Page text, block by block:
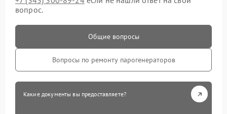
вопрос.
Общие вопросы
Вопросы по ремонту парогенераторов
Какие документы вы предоставляете?